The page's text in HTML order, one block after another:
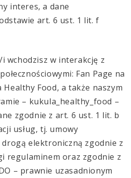
interes, a dane
art. 6 ust. 1 lit. f
wchodzisz w interakcję z
Fan Page na
Healthy Food, a także naszym
– kukula_healthy_food –
zgodnie z art. 6 ust. 1 lit. b
usług, tj. umowy
drogą elektroniczną zgodnie z
regulaminem oraz zgodnie z
– prawnie uzasadnionym